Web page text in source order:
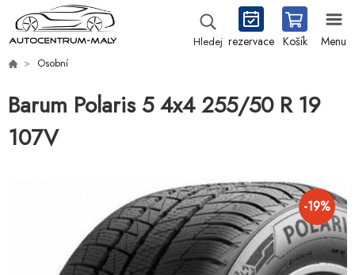
Hledej rezervace Košík Menu
Osobní
Barum Polaris 5 4x4 255/50 R 19
107V
-19%